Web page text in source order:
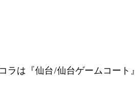
ラは『仙台/仙台ゲームコート